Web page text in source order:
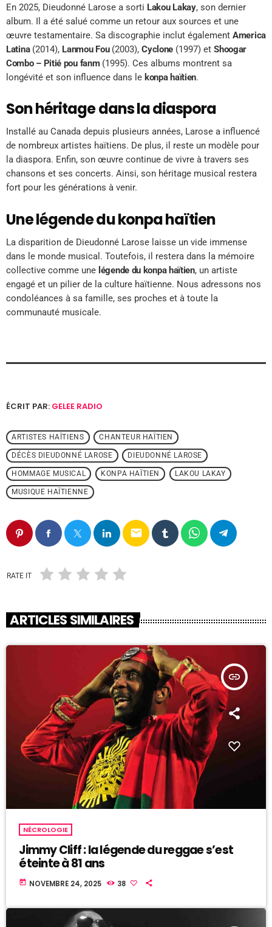
En 2025, Dieudonné Larose a sorti Lakou Lakay, son dernier
album. Il a été salué comme un retour aux sources et une
œuvre testamentaire. Sa discographie inclut également America
Latina(2014), Lanmou Fou(2003),Cyclone (1997) etShoogar
Combo – Pitié pou fanm(1995). Ces albums montrent sa
longévité et son influence dans le konpa haïtien.
Son héritage dans la diaspora
Installé au Canada depuis plusieurs années, Larose a influencé
de nombreux artistes haïtiens. De plus, il reste un modèle pour
la diaspora. Enfin, son œuvre continue de vivre à travers ses
chansons et ses concerts. Ainsi, son héritage musical restera
fort pour les générations à venir.
Une légende du konpa haïtien
La disparition de Dieudonné Larose laisse un vide immense
dans le monde musical. Toutefois, il restera dans la mémoire
collective comme une légende du konpa haïtien, un artiste
engagé et un pilier de la culture haïtienne. Nous adressons nos
condoléances à sa famille, ses proches et à toute la
communauté musicale.
ÉCRIT PAR: GELEE RADIO
ARTISTES HAÏTIENS CHANTEUR HAÏTIEN
DÉCÈS DIEUDONNÉ LAROSE DIEUDONNÉ LAROSE
HOMMAGE MUSICAL KONPA HAÏTIEN LAKOU LAKAY
MUSIQUE HAÏTIENNE
email
RATE IT
ARTICLES SIMILAIRES
insert_link
NÉCROLOGIE
Jimmy Cliff : la légende du reggae s’est
éteinte à 81 ans
today NOVEMBRE 24, 2025 38